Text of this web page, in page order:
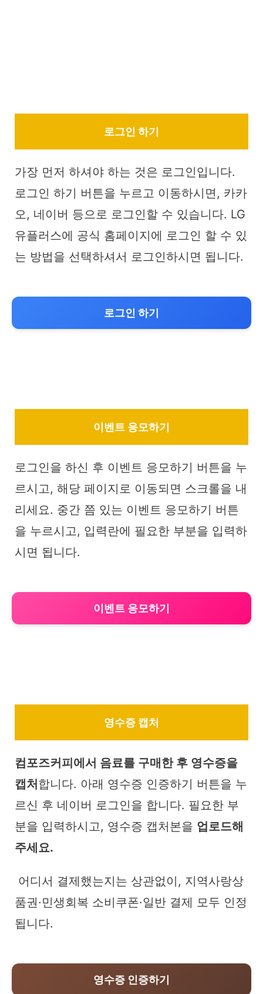
로그인 하기
가장 먼저 하셔야 하는 것은 로그인입니다.
로그인 하기 버튼을 누르고 이동하시면, 카카
오, 네이버 등으로 로그인할 수 있습니다. LG
유플러스에 공식 홈페이지에 로그인 할 수 있
는 방법을 선택하셔서 로그인하시면 됩니다.
로그인 하기
이벤트 응모하기
로그인을 하신 후 이벤트 응모하기 버튼을 누
르시고, 해당 페이지로 이동되면 스크롤을 내
리세요. 중간 쯤 있는 이벤트 응모하기 버튼
을 누르시고, 입력란에 필요한 부분을 입력하
시면 됩니다.
이벤트 응모하기
영수증 캡처
컴포즈커피에서 음료를 구매한 후 영수증을
캡처합니다. 아래 영수증 인증하기 버튼을 누
르신 후 네이버 로그인을 합니다. 필요한 부
분을 입력하시고, 영수증 캡처본을 업로드해
주세요.
어디서 결제했는지는 상관없이, 지역사랑상
품권·민생회복 소비쿠폰·일반 결제 모두 인정
됩니다.
영수증 인증하기